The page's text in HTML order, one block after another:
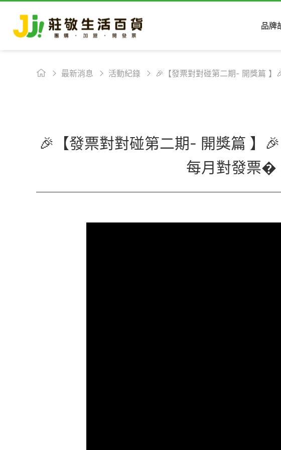
品牌
最新消息 活動紀錄 🎉【發票對對碰第二期- 開獎篇 】
🎉【發票對對碰第二期- 開獎篇 】
每月對發票�